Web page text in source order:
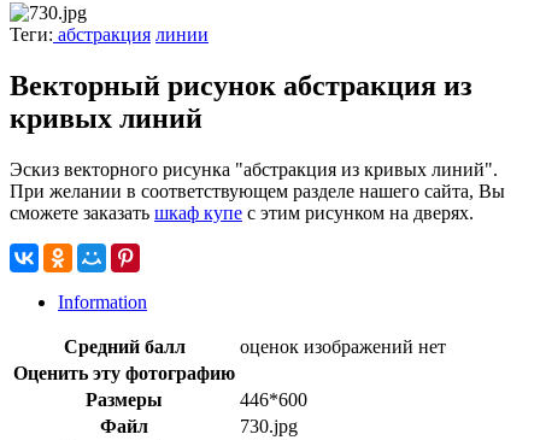
Теги: абстракция линии
Векторный рисунок абстракция из
кривых линий
Эскиз векторного рисунка "абстракция из кривых линий".
При желании в соответствующем разделе нашего сайта, Вы
сможете заказать шкаф купе с этим рисунком на дверях.
Information
Средний балл
оценок изображений нет
Оценить эту фотографию
Размеры
446*600
Файл
730.jpg